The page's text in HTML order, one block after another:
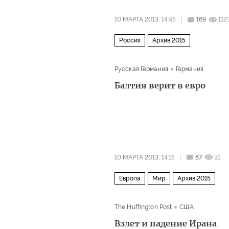
10 МАРТА 2013, 14:45 169
Россия Архив 2015
Русская Германия Германия
Балтия верит в евро
10 МАРТА 2013, 14:15 87 31
Европа Мир Архив 2015
The Huffington Post США
Взлет и падение Ирана